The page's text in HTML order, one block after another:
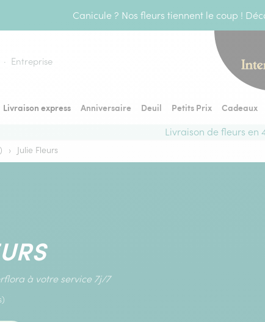
Canicule ? Nos fleurs tiennent le coup !
Entreprise
Livraison express Anniversaire Deuil Petits Prix Cadeaux
Livraison de fleurs en
› Julie Fleurs
à votre service 7j/7